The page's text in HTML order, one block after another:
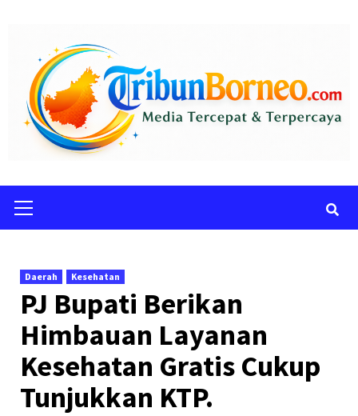
content
Menu
Daerah Kesehatan
PJ Bupati Berikan
Himbauan Layanan
Kesehatan Gratis Cukup
Tunjukkan KTP.